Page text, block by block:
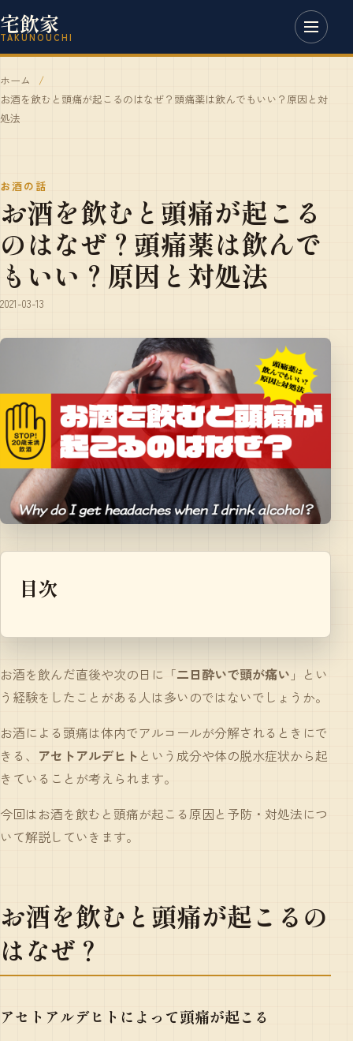
宅飲家
TAKUNOUCHI
ホーム
お酒を飲むと頭痛が起こるのはなぜ？頭痛薬は飲んでもいい？原因と対
処法
お酒の話
お酒を飲むと頭痛が起こる
のはなぜ？頭痛薬は飲んで
もいい？原因と対処法
2021-03-13
目次
お酒を飲んだ直後や次の日に「二日酔いで頭が痛い 」とい
う経験をしたことがある人は多いのではないでしょうか。
お酒による頭痛は体内でアルコールが分解されるときにで
きる、 アセトアルデヒト という成分や体の脱水症状から起
きていることが考えられます。
今回はお酒を飲むと頭痛が起こる原因と予防・対処法につ
いて解説していきます。
お酒を飲むと頭痛が起こるの
はなぜ？
アセトアルデヒトによって頭痛が起こる